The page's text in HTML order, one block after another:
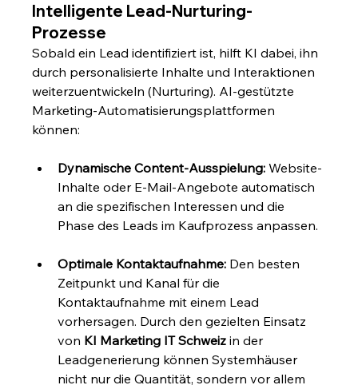
Intelligente Lead-Nurturing-
Prozesse
Sobald ein Lead identifiziert ist, hilft KI dabei, ihn
durch personalisierte Inhalte und Interaktionen
weiterzuentwickeln (Nurturing). AI-gestützte
Marketing-Automatisierungsplattformen
können:
Dynamische Content-Ausspielung: Website-
Inhalte oder E-Mail-Angebote automatisch
an die spezifischen Interessen und die
Phase des Leads im Kaufprozess anpassen.
Optimale Kontaktaufnahme: Den besten
Zeitpunkt und Kanal für die
Kontaktaufnahme mit einem Lead
vorhersagen. Durch den gezielten Einsatz
von KI Marketing IT Schweiz in der
Leadgenerierung können Systemhäuser
nicht nur die Quantität, sondern vor allem